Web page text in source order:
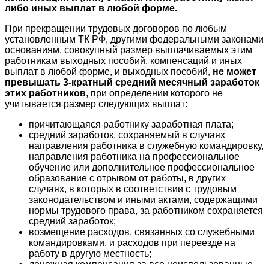
либо иных выплат в любой форме.
При прекращении трудовых договоров по любым
установленным ТК РФ, другими федеральными законами
основаниям, совокупный размер выплачиваемых этим
работникам выходных пособий, компенсаций и иных
выплат в любой форме, и выходных пособий, не может
превышать 3-кратный средний месячный заработок
этих работников, при определении которого не
учитывается размер следующих выплат:
причитающаяся работнику заработная плата;
средний заработок, сохраняемый в случаях
направления работника в служебную командировку,
направления работника на профессиональное
обучение или дополнительное профессиональное
образование с отрывом от работы, в других
случаях, в которых в соответствии с трудовым
законодательством и иными актами, содержащими
нормы трудового права, за работником сохраняется
средний заработок;
возмещение расходов, связанных со служебными
командировками, и расходов при переезде на
работу в другую местность;